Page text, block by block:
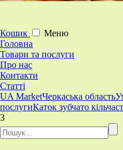
Кошик
Меню
Головна
Товари та послуги
Про нас
Контакти
Статті
UA MarketЧеркаська область
послугиКаток зубчато
3